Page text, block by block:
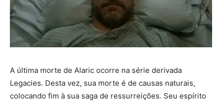
A última morte de Alaric ocorre na série derivada
Legacies. Desta vez, sua morte é de causas naturais,
colocando fim à sua saga de ressurreições. Seu espírito